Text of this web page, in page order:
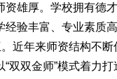
资雄厚。学校拥有德
经验丰富、专业素质
。近年来师资结构不
双双金师”模式着力打